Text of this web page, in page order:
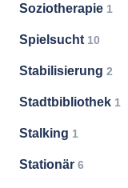
Soziotherapie 1
Spielsucht 10
Stabilisierung 2
Stadtbibliothek 1
Stalking 1
Stationär 6